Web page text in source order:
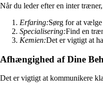
Når du leder efter en inter
Erfaring:Sørg for at
Specialisering:Find en
Kemien:Det er vigtigt at
Afhængighed af Dine
Det er vigtigt at kommunikere